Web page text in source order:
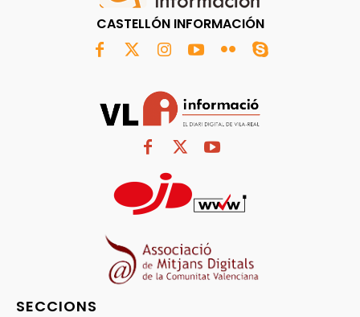
CASTELLÓN INFORMACIÓN
SECCIONS